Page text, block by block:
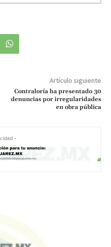
Artículo siguiente
Contraloría ha presentado 30
denuncias por irregularidades
en obra pública
-